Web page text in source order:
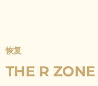
恢复
THE R ZONE